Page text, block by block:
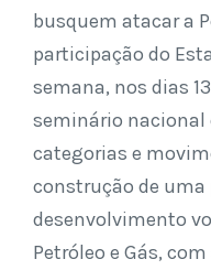
busquem atacar a
participação do
semana, nos dias
seminário
categorias e
construção de uma
desenvolvimento
Petróleo e Gás,